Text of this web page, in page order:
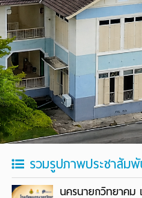
รวมรูปภาพประชาสัม
นครนายกวิทยาคม